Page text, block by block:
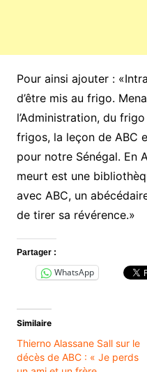
Pour ainsi ajouter :
d’être mis au frigo.
l’Administration, du
frigos, la leçon de ABC
pour notre Sénégal. En
meurt est une
avec ABC, un
de tirer sa révérence.»
Partager :
WhatsApp
Similaire
Thierno Alassane Sall sur le
décès de ABC : « Je perds